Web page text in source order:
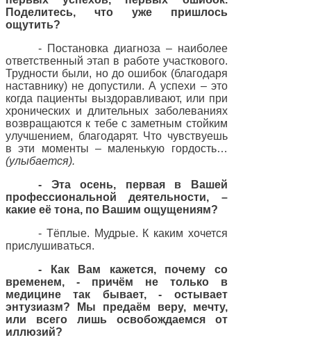
Поделитесь, что уже пришлось
ощутить?
- Постановка диагноза – наиболее
ответственный этап в работе участкового.
Трудности были, но до ошибок (благодаря
наставнику) не допустили. А успехи – это
когда пациенты выздоравливают, или при
хронических и длительных заболеваниях
возвращаются к тебе с заметным стойким
улучшением, благодарят. Что чувствуешь
в эти моменты – маленькую гордость…
(улыбается).
- Эта осень, первая в Вашей
профессиональной деятельности, –
какие её тона, по Вашим ощущениям?
- Тёплые. Мудрые. К каким хочется
прислушиваться.
- Как Вам кажется, почему со
временем, - причём не только в
медицине так бывает, - остывает
энтузиазм? Мы предаём веру, мечту,
или всего лишь освобождаемся от
иллюзий?